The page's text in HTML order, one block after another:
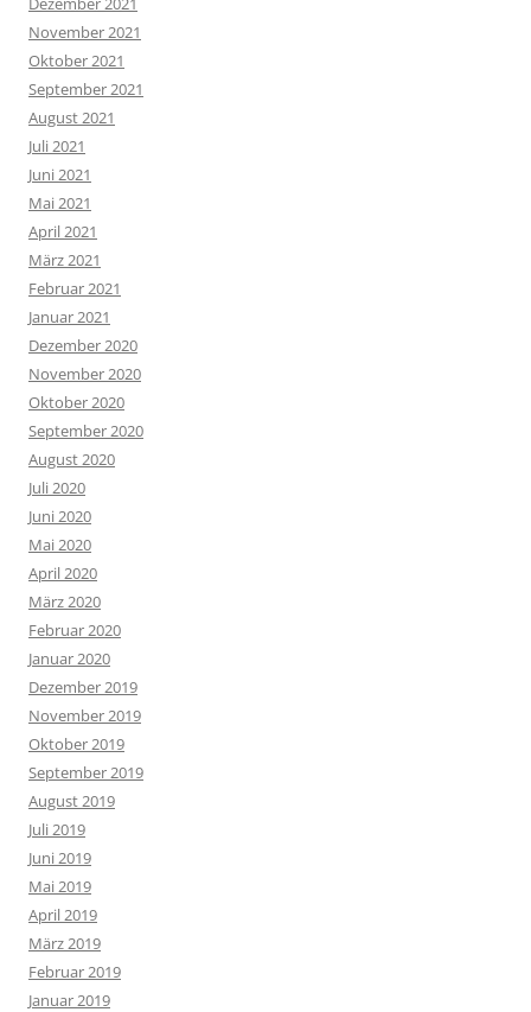
November 2021
Oktober 2021
September 2021
August 2021
Juli 2021
Juni 2021
Mai 2021
April 2021
März 2021
Februar 2021
Januar 2021
Dezember 2020
November 2020
Oktober 2020
September 2020
August 2020
Juli 2020
Juni 2020
Mai 2020
April 2020
März 2020
Februar 2020
Januar 2020
Dezember 2019
November 2019
Oktober 2019
September 2019
August 2019
Juli 2019
Juni 2019
Mai 2019
April 2019
März 2019
Februar 2019
Januar 2019